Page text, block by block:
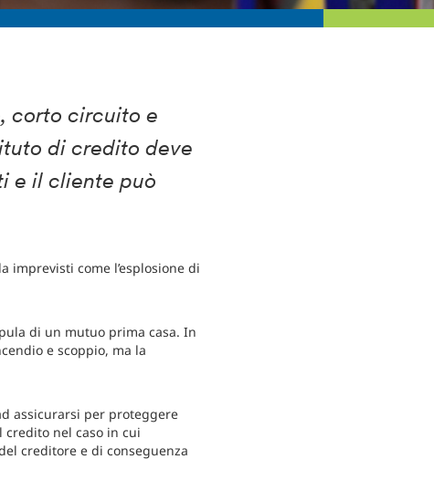
corto circuito e
di credito deve
e il cliente può
imprevisti come l’esplosione di
di un mutuo prima casa. In
e scoppio, ma la
assicurarsi per proteggere
nel caso in cui
creditore e di conseguenza